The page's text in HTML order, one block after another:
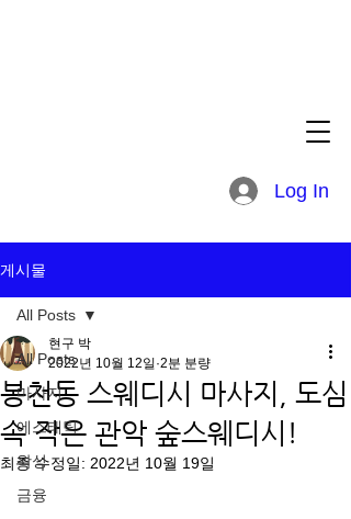
Log In
게시물
All Posts
마사지
에스테틱
왁싱
금융
All Posts
봉천동 스웨디시 마사지, 도심
속 작은 관악 숲스웨디시!
현구 박
2022년 10월 12일 2분 분량
최종 수정일: 2022년 10월 19일